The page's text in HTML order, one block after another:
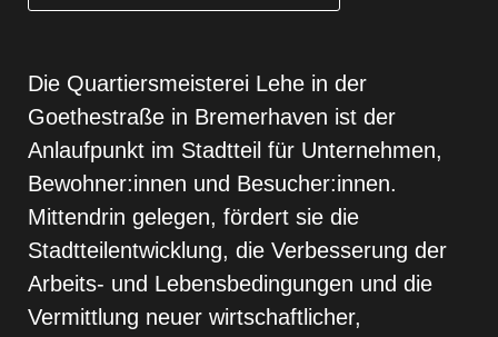
Die Quartiersmeisterei Lehe in der
Goethestraße in Bremerhaven ist der
Anlaufpunkt im Stadtteil für Unternehmen,
Bewohner:innen und Besucher:innen.
Mittendrin gelegen, fördert sie die
Stadtteilentwicklung, die Verbesserung der
Arbeits- und Lebensbedingungen und die
Vermittlung neuer wirtschaftlicher,